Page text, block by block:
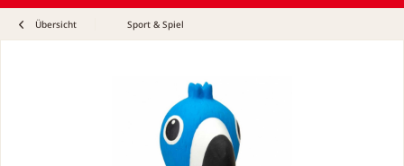
Übersicht Sport & Spiel